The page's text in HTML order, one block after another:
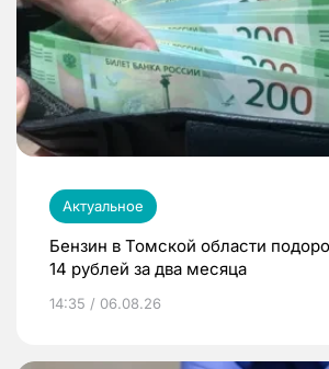
Актуальное
Бензин в Томской области
14 рублей за два месяца
14:35 / 06.08.26